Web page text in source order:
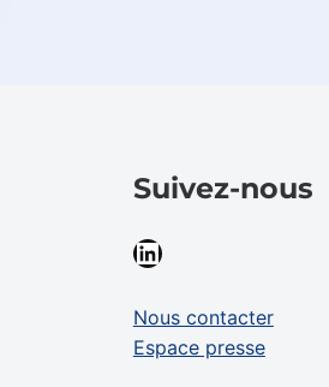
Suivez-nous
LinkedIn
Nous contacter
Espace presse